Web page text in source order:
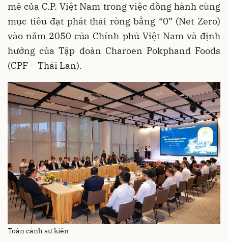
mẽ của C.P. Việt Nam trong việc đồng hành cùng
mục tiêu đạt phát thải ròng bằng “0” (Net Zero)
vào năm 2050 của Chính phủ Việt Nam và định
hướng của Tập đoàn Charoen Pokphand Foods
(CPF – Thái Lan).
Toàn cảnh sự kiện